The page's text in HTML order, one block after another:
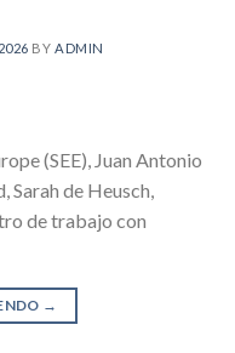
BY ADMIN
(SEE), Juan Antonio
Sarah de Heusch,
de trabajo con
→